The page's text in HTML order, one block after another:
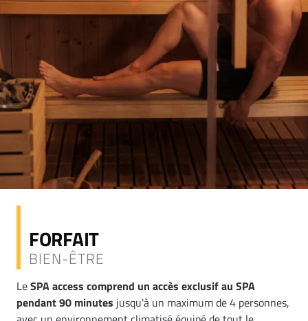
FORFAIT
BIEN-ÊTRE
LeSPA access comprend un accès exclusif au SPA
pendant 90 minutes jusqu'à un maximum de 4 personnes,